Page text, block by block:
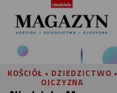
KOŚCIÓŁ • DZIEDZICTWO •
OJCZYZNA